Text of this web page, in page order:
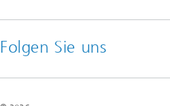
Folgen Sie uns